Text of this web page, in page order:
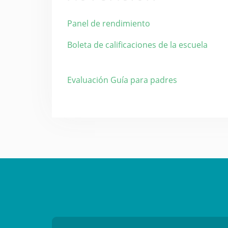
Panel de rendimiento
Boleta de calificaciones de la escuela
Evaluación Guía para padres